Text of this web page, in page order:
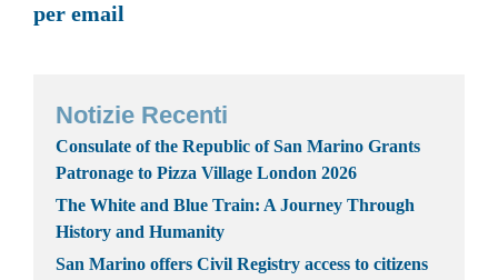
per email
Notizie Recenti
Consulate of the Republic of San Marino Grants
Patronage to Pizza Village London 2026
The White and Blue Train: A Journey Through
History and Humanity
San Marino offers Civil Registry access to citizens